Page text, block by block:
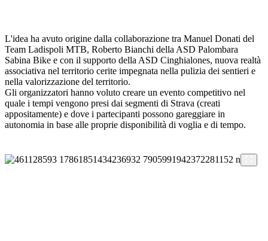
L'idea ha avuto origine dalla collaborazione tra Manuel Donati del
Team Ladispoli MTB, Roberto Bianchi della ASD Palombara
Sabina Bike e con il supporto della ASD Cinghialones, nuova realtà
associativa nel territorio cerite impegnata nella pulizia dei sentieri e
nella valorizzazione del territorio.
Gli organizzatori hanno voluto creare un evento competitivo nel
quale i tempi vengono presi dai segmenti di Strava (creati
appositamente) e dove i partecipanti possono gareggiare in
autonomia in base alle proprie disponibilità di voglia e di tempo.